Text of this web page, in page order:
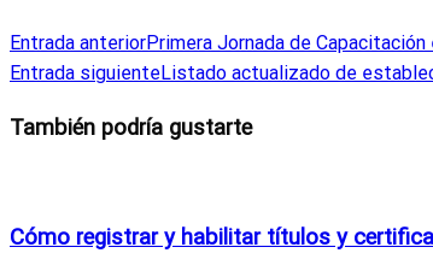
Entrada anteriorPrimera Jornada de
Entrada siguienteListado actualizado de
También podría gustarte
Cómo registrar y habilitar títulos y